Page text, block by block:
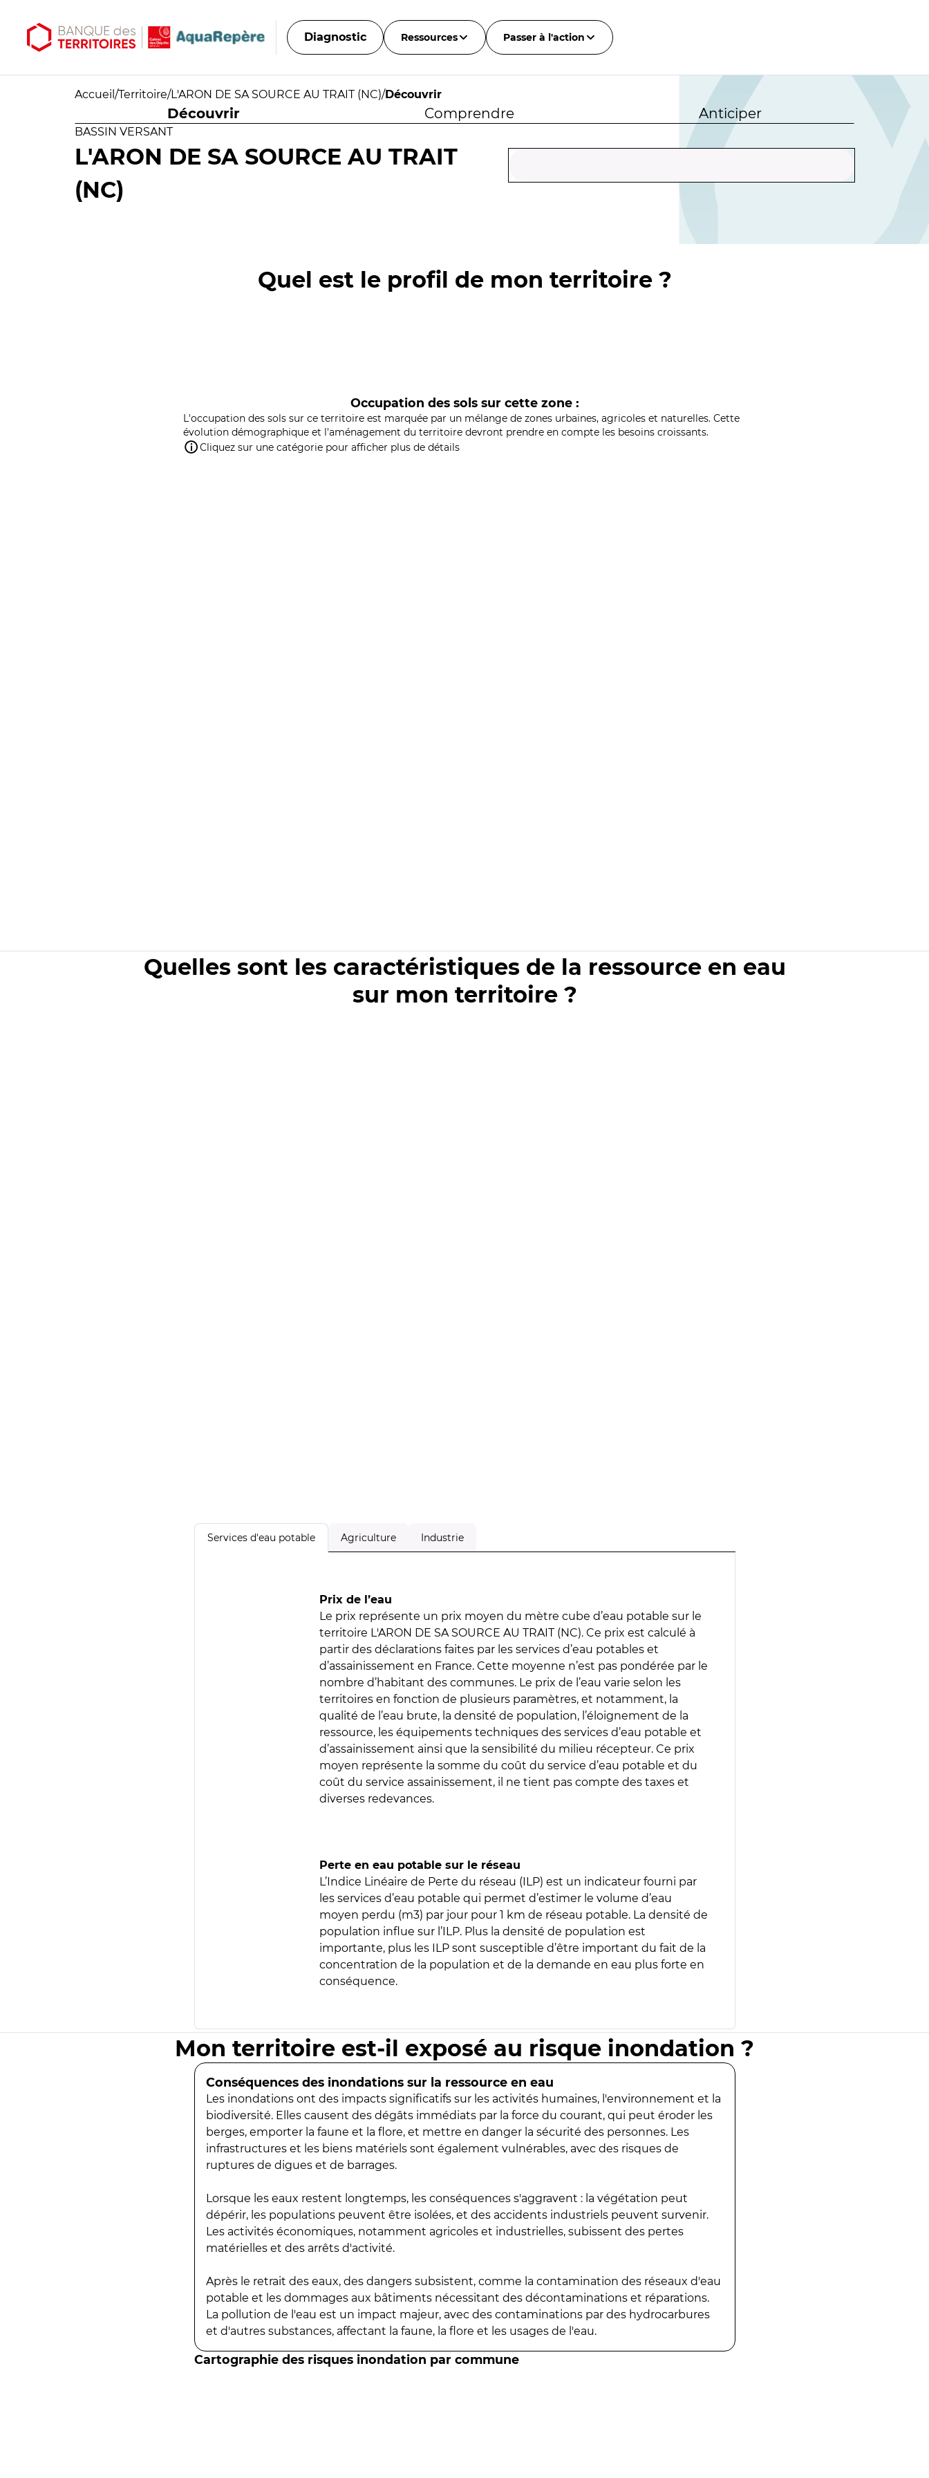
Diagnostic Ressources Passer à l'action
Accueil /Territoire/L'ARON DE SA SOURCE AU TRAIT (NC)/Découvrir
Découvrir Comprendre Anticiper
BASSIN VERSANT
L'ARON DE SA SOURCE AU TRAIT
(NC)
Quel est le profil de mon territoire ?
Occupation des sols sur cette zone :
L'occupation des sols sur ce territoire est marquée par un mélange de zones urbaines, agricoles et naturelles. Cette
évolution démographique et l'aménagement du territoire devront prendre en compte les besoins croissants.
Cliquez sur une catégorie pour afficher plus de détails
Quelles sont les caractéristiques de la ressource en eau
sur mon territoire ?
Services d'eau potable Agriculture Industrie
Prix de l’eau
Le prix représente un prix moyen du mètre cube d’eau potable sur le
territoire L'ARON DE SA SOURCE AU TRAIT (NC). Ce prix est calculé à
partir des déclarations faites par les services d’eau potables et
d’assainissement en France. Cette moyenne n’est pas pondérée par le
nombre d’habitant des communes. Le prix de l’eau varie selon les
territoires en fonction de plusieurs paramètres, et notamment, la
qualité de l’eau brute, la densité de population, l’éloignement de la
ressource, les équipements techniques des services d’eau potable et
d’assainissement ainsi que la sensibilité du milieu récepteur. Ce prix
moyen représente la somme du coût du service d’eau potable et du
coût du service assainissement, il ne tient pas compte des taxes et
diverses redevances.
Perte en eau potable sur le réseau
L’Indice Linéaire de Perte du réseau (ILP) est un indicateur fourni par
les services d’eau potable qui permet d’estimer le volume d’eau
moyen perdu (m3) par jour pour 1 km de réseau potable. La densité de
population influe sur l’ILP. Plus la densité de population est
importante, plus les ILP sont susceptible d’être important du fait de la
concentration de la population et de la demande en eau plus forte en
conséquence.
Mon territoire est-il exposé au risque inondation ?
Conséquences des inondations sur la ressource en eau
Les inondations ont des impacts significatifs sur les activités humaines, l'environnement et la
biodiversité. Elles causent des dégâts immédiats par la force du courant, qui peut éroder les
berges, emporter la faune et la flore, et mettre en danger la sécurité des personnes. Les
infrastructures et les biens matériels sont également vulnérables, avec des risques de
ruptures de digues et de barrages.
Lorsque les eaux restent longtemps, les conséquences s'aggravent : la végétation peut
dépérir, les populations peuvent être isolées, et des accidents industriels peuvent survenir.
Les activités économiques, notamment agricoles et industrielles, subissent des pertes
matérielles et des arrêts d'activité.
Après le retrait des eaux, des dangers subsistent, comme la contamination des réseaux d'eau
potable et les dommages aux bâtiments nécessitant des décontaminations et réparations.
La pollution de l'eau est un impact majeur, avec des contaminations par des hydrocarbures
et d'autres substances, affectant la faune, la flore et les usages de l'eau.
Cartographie des risques inondation par commune